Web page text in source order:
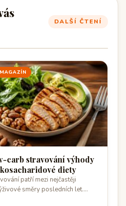
DALŠÍ ČTENÍ
carb stravování výhody
diety
patří mezi nejčastěji
směry posledních let.
sacharidů…